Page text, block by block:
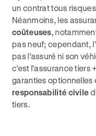
un contrat tous
Néanmoins, les
coûteuses,
pas neuf; cependant,
pas l'assuré ni son
c'est l'assurance tiers
garanties optionnelles
responsabilité civile
tiers.